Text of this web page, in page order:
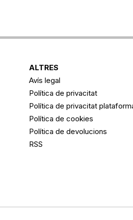
ALTRES
Avís legal
Política de privacitat
Política de privacitat
Política de cookies
Política de devolucions
RSS